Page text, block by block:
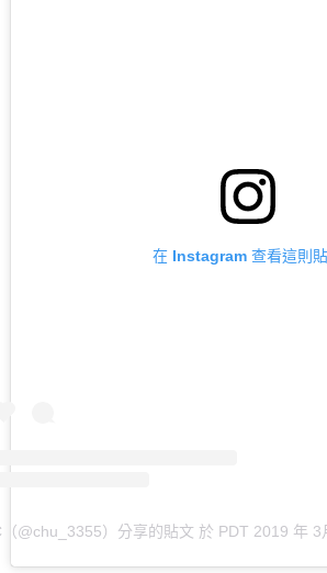
在 Instagram 查看這則
@chu_3355）分享的貼文 於 PDT 2019 年 3